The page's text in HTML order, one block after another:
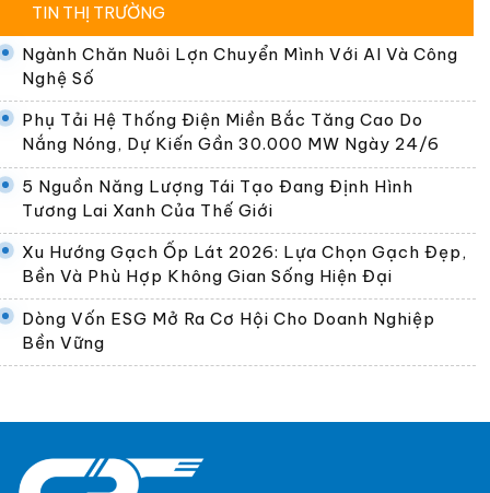
TIN THỊ TRƯỜNG
Ngành Chăn Nuôi Lợn Chuyển Mình Với AI Và Công
Nghệ Số
Phụ Tải Hệ Thống Điện Miền Bắc Tăng Cao Do
Nắng Nóng, Dự Kiến Gần 30.000 MW Ngày 24/6
5 Nguồn Năng Lượng Tái Tạo Đang Định Hình
Tương Lai Xanh Của Thế Giới
Xu Hướng Gạch Ốp Lát 2026: Lựa Chọn Gạch Đẹp,
Bền Và Phù Hợp Không Gian Sống Hiện Đại
Dòng Vốn ESG Mở Ra Cơ Hội Cho Doanh Nghiệp
Bền Vững